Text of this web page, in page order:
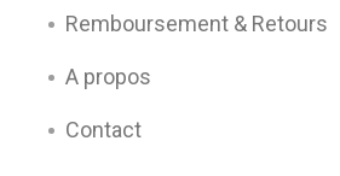
Remboursement & Retours
A propos
Contact